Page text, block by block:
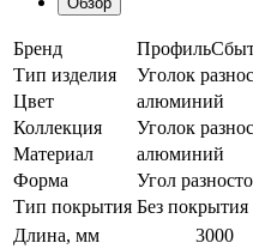
Бренд
Тип изделия
Уголок
Цвет
алюминий
Коллекция
Уголок
Материал
алюминий
Форма
Угол
Тип покрытия Без покрытия
Длина, мм
3000